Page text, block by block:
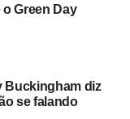
o Green Day
Buckingham diz
se falando